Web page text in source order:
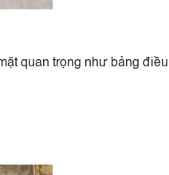
quan trọng như bảng